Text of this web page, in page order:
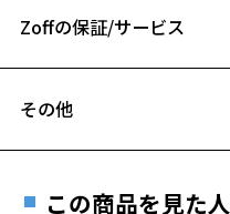
B ブリッジ(鼻部分)の横幅：
フレームとレンズ
Zoffの保証/サービス
安心1 フレーム１
その他
ご希望のお客さまは、「レ
この商品を見た